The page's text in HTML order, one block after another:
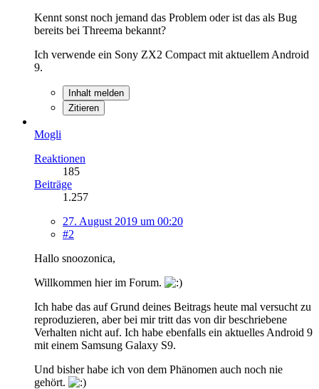
Kennt sonst noch jemand das Problem oder ist das als Bug
bereits bei Threema bekannt?
Ich verwende ein Sony ZX2 Compact mit aktuellem Android
9.
Inhalt melden
Zitieren
Mogli
Reaktionen
185
Beiträge
1.257
27. August 2019 um 00:20
#2
Hallo snoozonica,
Willkommen hier im Forum.
Ich habe das auf Grund deines Beitrags heute mal versucht zu
reproduzieren, aber bei mir tritt das von dir beschriebene
Verhalten nicht auf. Ich habe ebenfalls ein aktuelles Android 9
mit einem Samsung Galaxy S9.
Und bisher habe ich von dem Phänomen auch noch nie
gehört.